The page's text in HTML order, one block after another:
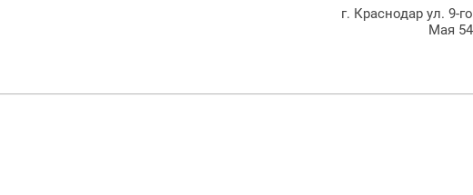
г. Краснодар ул. 9-го
Мая 54